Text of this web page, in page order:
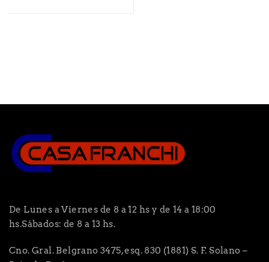
De Lunes a Viernes de 8 a 12 hs y de 14 a 18:00
hs.Sábados: de 8 a 13 hs.
Cno. Gral. Belgrano 3475, esq. 830 (1881) S. F. Solano –